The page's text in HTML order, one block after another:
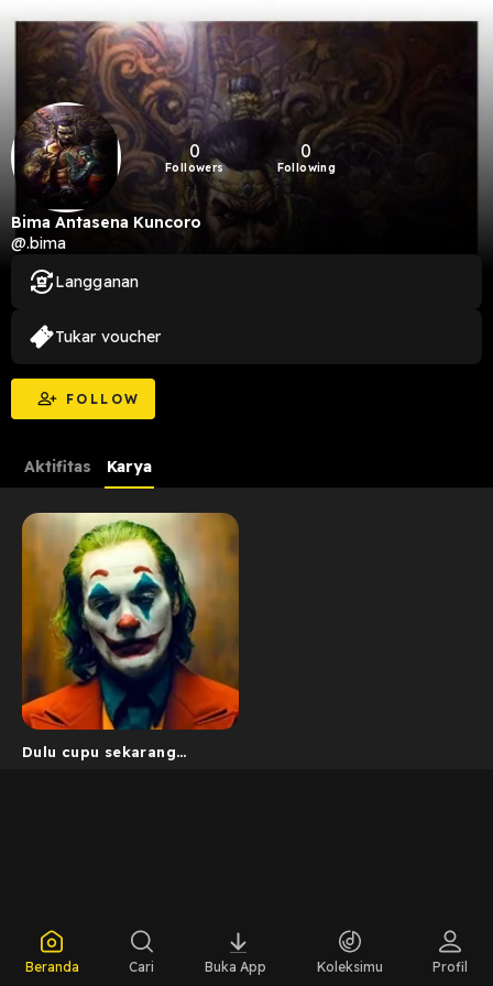
0
Followers
0
Following
Bima Antasena Kuncoro
@.bima
FOLLOW
Langganan
Tukar voucher
Aktifitas Karya
Dulu cupu sekarang
Beranda Cari Buka App Koleksimu Profil